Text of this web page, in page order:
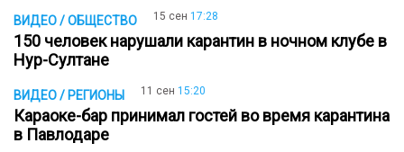
ВИДЕО / ОБЩЕСТВО 15 сен 17:28
150 человек нарушали карантин в ночном клубе в
Нур-Султане
ВИДЕО / РЕГИОНЫ 11 сен 15:20
Караоке-бар принимал гостей во время карантина
в Павлодаре